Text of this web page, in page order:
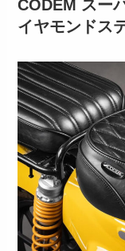
CODEM スー
イヤモンドス